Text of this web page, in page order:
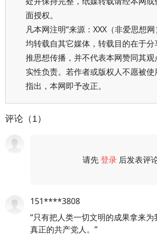
面授权。
凡本网注明“来源：XXX（非爱思想网
均转载自其它媒体，转载目的在于分
推思想传播，并不代表本网赞同其
实性负责。若作者或版权人不愿被使
指出，本网即予改正。
评论（1）
请先登录 后发表评
151****3808
“只有把人类一切文明的成果拿来
真正的共产党人。”